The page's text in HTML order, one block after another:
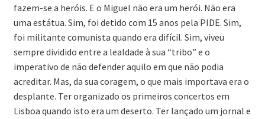
fazem-se a heróis. E o Miguel não era um herói. Não era
uma estátua. Sim, foi detido com 15 anos pela PIDE. Sim,
foi militante comunista quando era difícil. Sim, viveu
sempre dividido entre a lealdade à sua “tribo” e o
imperativo de não defender aquilo em que não podia
acreditar. Mas, da sua coragem, o que mais importava era o
desplante. Ter organizado os primeiros concertos em
Lisboa quando isto era um deserto. Ter lançado um jornal e